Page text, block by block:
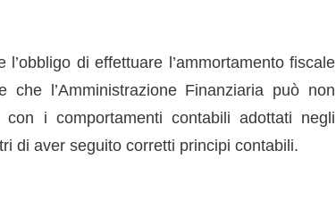
di effettuare l’ammortamento fiscale
l’Amministrazione Finanziaria può non
i comportamenti contabili adottati negli
di aver seguito corretti principi contabili.